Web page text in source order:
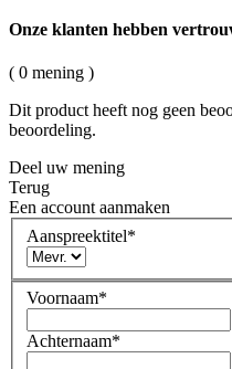
Onze klanten hebben
( 0 mening )
Dit product heeft nog geen
beoordeling.
Deel uw mening
Terug
Een account aanmaken
Aanspreektitel*
Voornaam*
Achternaam*